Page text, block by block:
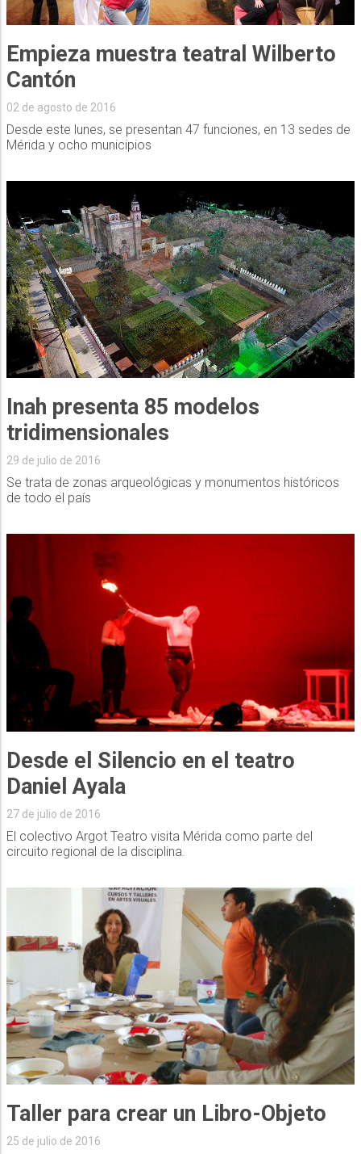
Empieza muestra teatral Wilberto
Cantón
02 de agosto de 2016
Desde este lunes, se presentan 47 funciones, en 13 sedes de
Mérida y ocho municipios
Inah presenta 85 modelos
tridimensionales
29 de julio de 2016
Se trata de zonas arqueológicas y monumentos históricos
de todo el país
Desde el Silencio en el teatro
Daniel Ayala
27 de julio de 2016
El colectivo Argot Teatro visita Mérida como parte del
circuito regional de la disciplina.
Taller para crear un Libro-Objeto
25 de julio de 2016